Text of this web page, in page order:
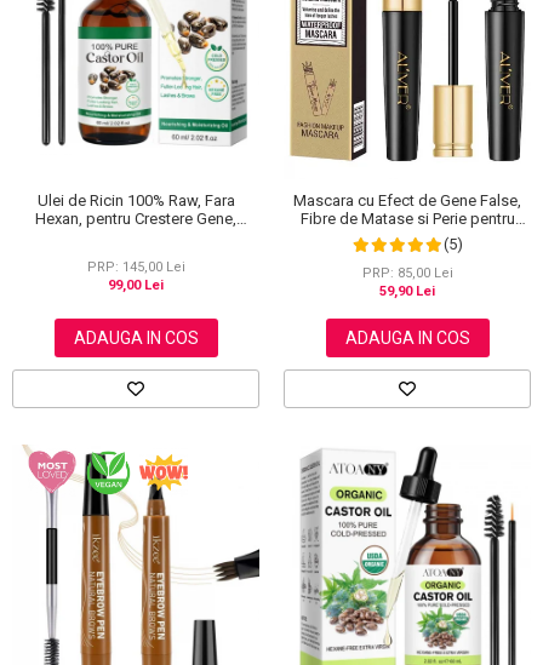
Scrub / Balsam de buze
Netestate pe Animale
Ulei de Ricin 100% Raw, Fara
Hexan, pentru Crestere Gene,
PRP: 145,00 Lei
99,00 Lei
ADAUGA IN COS
Mascara cu Efect de Gene False,
Fibre de Matase si Perie pentru
Curbare, Aliver 4D Extra Volume,
Waterproof, Negru,10 g
(5)
PRP: 85,00 Lei
59,90 Lei
ADAUGA IN COS